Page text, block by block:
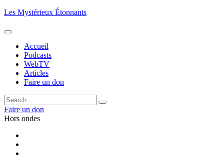
Aller
contenu
Les Mystérieux Étonnants
Accueil
Podcasts
WebTV
Articles
Faire un don
Rechercher :
Rechercher
Faire un don
Hors ondes